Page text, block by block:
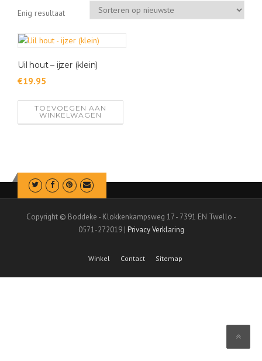
Enig resultaat
Uil hout – ijzer (klein)
€19.95
TOEVOEGEN AAN
WINKELWAGEN
Copyright © Boddeke - Klokkenkampsweg 17 - 7391 EN Twello -
0571-272019 | Privacy Verklaring
Winkel Contact Sitemap